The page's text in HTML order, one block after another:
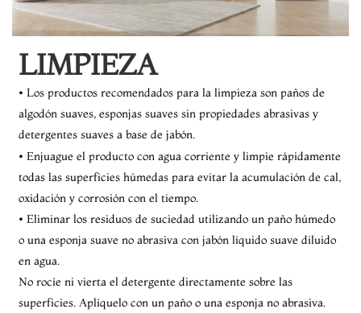
LIMPIEZA
• Los productos recomendados para la limpieza son paños de
algodón suaves, esponjas suaves sin propiedades abrasivas y
detergentes suaves a base de jabón.
• Enjuague el producto con agua corriente y limpie rápidamente
todas las superficies húmedas para evitar la acumulación de cal,
oxidación y corrosión con el tiempo.
• Eliminar los residuos de suciedad utilizando un paño húmedo
o una esponja suave no abrasiva con jabón líquido suave diluido
en agua.
No rocíe ni vierta el detergente directamente sobre las
superficies. Aplíquelo con un paño o una esponja no abrasiva.